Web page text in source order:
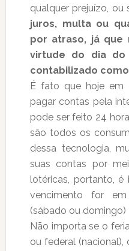
qualquer prejuízo, ou
juros, multa ou
por atraso, já que
virtude do dia do
contabilizado como
É fato que hoje em
pagar contas pela
pode ser feito 24
são todos os
dessa tecnologia,
suas contas por
lotéricas, portanto, é
vencimento for
(sábado ou domingo)
Não importa se o
ou federal